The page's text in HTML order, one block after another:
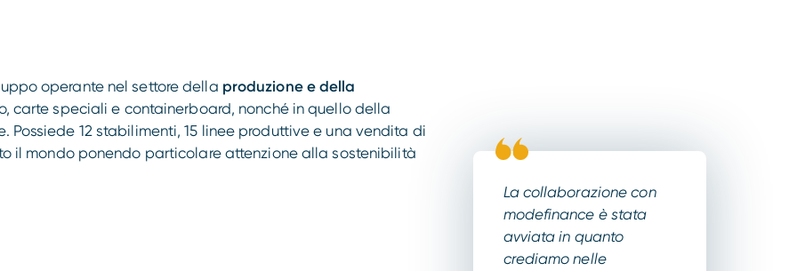
operante nel settore della produzione e della
carte speciali e containerboard, nonché in quello della
12 stabilimenti, 15 linee produttive e una vendita di
il mondo ponendo particolare attenzione alla sostenibilità
La collaborazione con
modefinance è stata
avviata in quanto
crediamo nelle